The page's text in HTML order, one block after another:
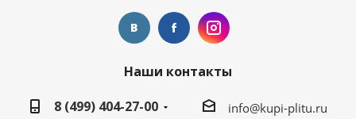
Наши контакты
8 (499) 404-27-00
info@kupi-plitu.ru